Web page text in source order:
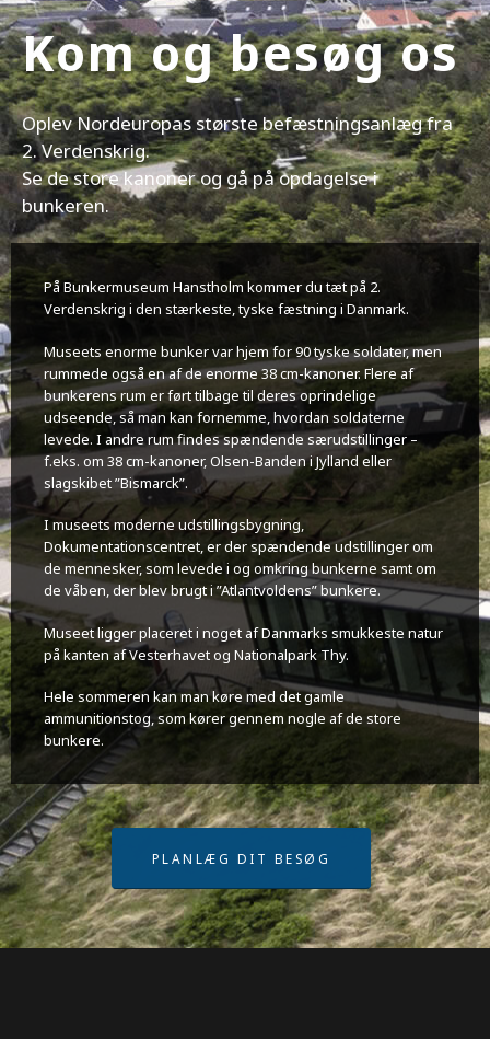
Kom og besøg os
Oplev Nordeuropas største befæstningsanlæg fra
2. Verdenskrig.
Se de store kanoner og gå på opdagelse i
bunkeren.
På Bunkermuseum Hanstholm kommer du tæt på 2.
Verdenskrig i den stærkeste, tyske fæstning i Danmark.
Museets enorme bunker var hjem for 90 tyske soldater, men
rummede også en af de enorme 38 cm-kanoner. Flere af
bunkerens rum er ført tilbage til deres oprindelige
udseende, så man kan fornemme, hvordan soldaterne
levede. I andre rum findes spændende særudstillinger –
f.eks. om 38 cm-kanoner, Olsen-Banden i Jylland eller
slagskibet ”Bismarck”.
I museets moderne udstillingsbygning,
Dokumentationscentret, er der spændende udstillinger om
de mennesker, som levede i og omkring bunkerne samt om
de våben, der blev brugt i ”Atlantvoldens” bunkere.
Museet ligger placeret i noget af Danmarks smukkeste natur
på kanten af Vesterhavet og Nationalpark Thy.
Hele sommeren kan man køre med det gamle
ammunitionstog, som kører gennem nogle af de store
bunkere.
PLANLÆG DIT BESØG